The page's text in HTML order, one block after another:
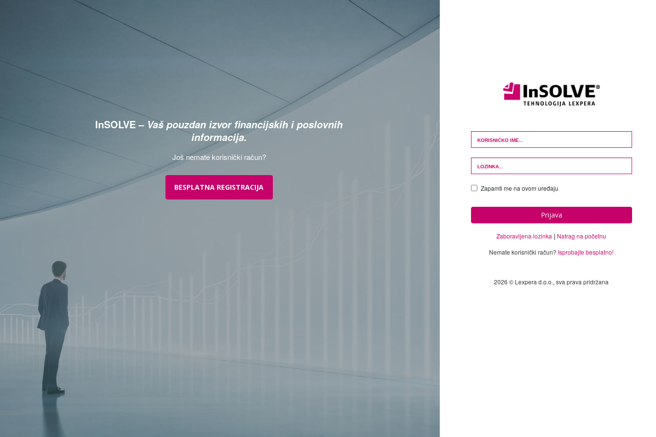
InSOLVE – Vaš pouzdan izvor financijskih i poslovnih
informacija.
Još nemate korisnički račun?
BESPLATNA REGISTRACIJA
Login Form
Zapamti me na ovom uređaju
Prijava
Zaboravljena lozinka
Natrag na početnu
Nemate korisnički račun? Isprobajte besplatno!
2026 © Lexpera d.o.o., sva prava pridržana